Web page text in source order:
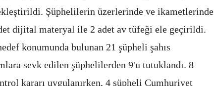
Şüphelilerin üzerlerinde ve ikametlerinde
dijital materyal ile 2 adet av tüfeği ele geçirildi.
konumunda bulunan 21 şüpheli şahıs
sevk edilen şüphelilerden 9'u tutuklandı. 8
kararı uygulanırken, 4 şüpheli Cumhuriyet